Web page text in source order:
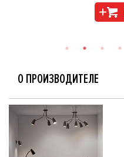
О ПРОИЗВОДИТЕЛЕ